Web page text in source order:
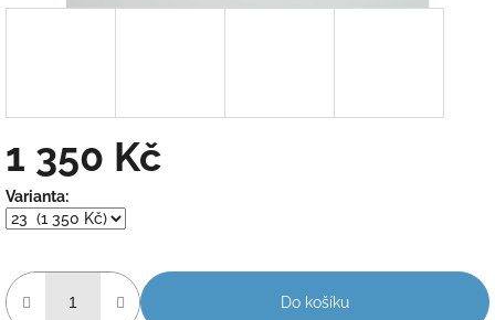
1 350 Kč
Měrná
cena:
Varianta:
Do košíku